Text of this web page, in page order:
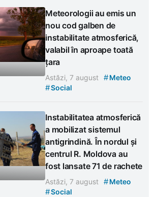
Meteorologii au emis un
nou cod galben de
instabilitate atmosferică,
valabil în aproape toată
țara
Astăzi, 7 august #Meteo
#Social
Instabilitatea atmosferică
a mobilizat sistemul
antigrindină. În nordul și
centrul R. Moldova au
fost lansate 71 de rachete
Astăzi, 7 august #Meteo
#Social